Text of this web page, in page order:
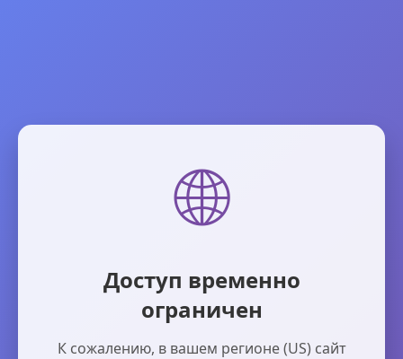
🌐
Доступ временно
ограничен
К сожалению, в вашем регионе (US) сайт